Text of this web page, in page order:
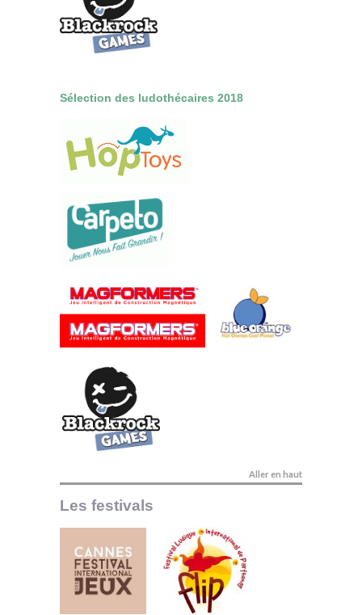
Sélection des ludothécaires 2018
Aller en haut
Les festivals